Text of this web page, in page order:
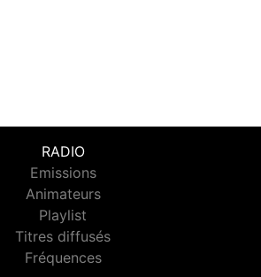
RADIO
Emissions
Animateurs
Playlist
Titres diffusés
Fréquences